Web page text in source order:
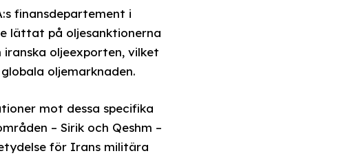
finansdepartement i
lättat på oljesanktionerna
oljeexporten, vilket
oljemarknaden.
mot dessa specifika
– Sirik och Qeshm –
för Irans militära